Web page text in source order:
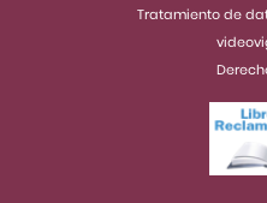
Tratamiento de